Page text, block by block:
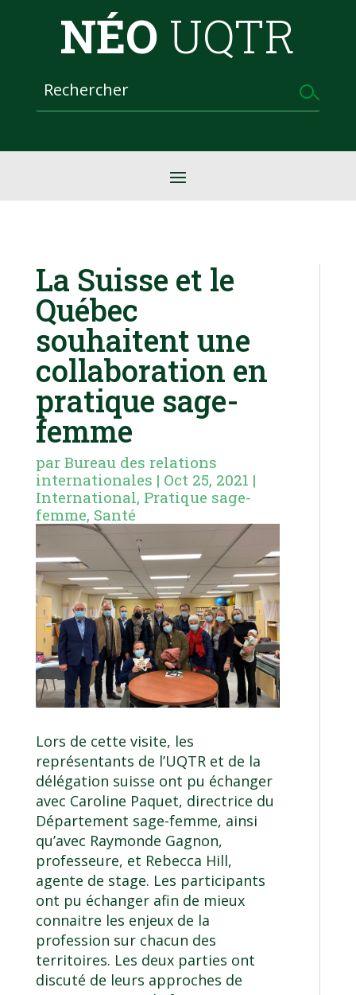
NÉO UQTR
La Suisse et le
Québec
souhaitent une
collaboration en
pratique sage-
femme
par Bureau des relations
internationales | Oct 25, 2021 |
International, Pratique sage-
femme, Santé
Lors de cette visite, les
représentants de l’UQTR et de la
délégation suisse ont pu échanger
avec Caroline Paquet, directrice du
Département sage-femme, ainsi
qu’avec Raymonde Gagnon,
professeure, et Rebecca Hill,
agente de stage. Les participants
ont pu échanger afin de mieux
connaitre les enjeux de la
profession sur chacun des
territoires. Les deux parties ont
discuté de leurs approches de